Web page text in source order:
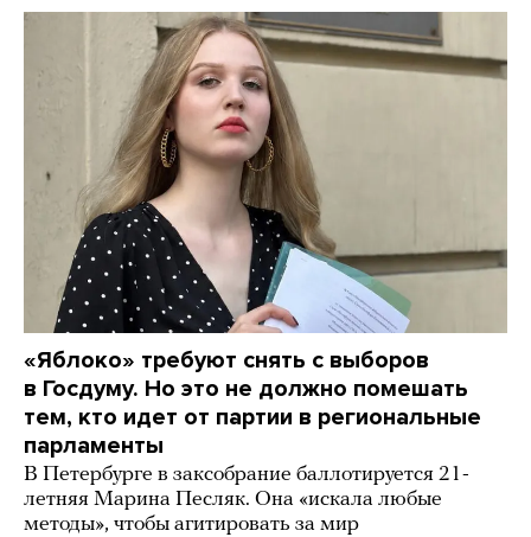
«Яблоко» требуют снять с выборов
в Госдуму. Но это не должно помешать
тем, кто идет от партии в региональные
парламенты
В Петербурге в заксобрание баллотируется 21-
летняя Марина Песляк. Она «искала любые
методы», чтобы агитировать за мир